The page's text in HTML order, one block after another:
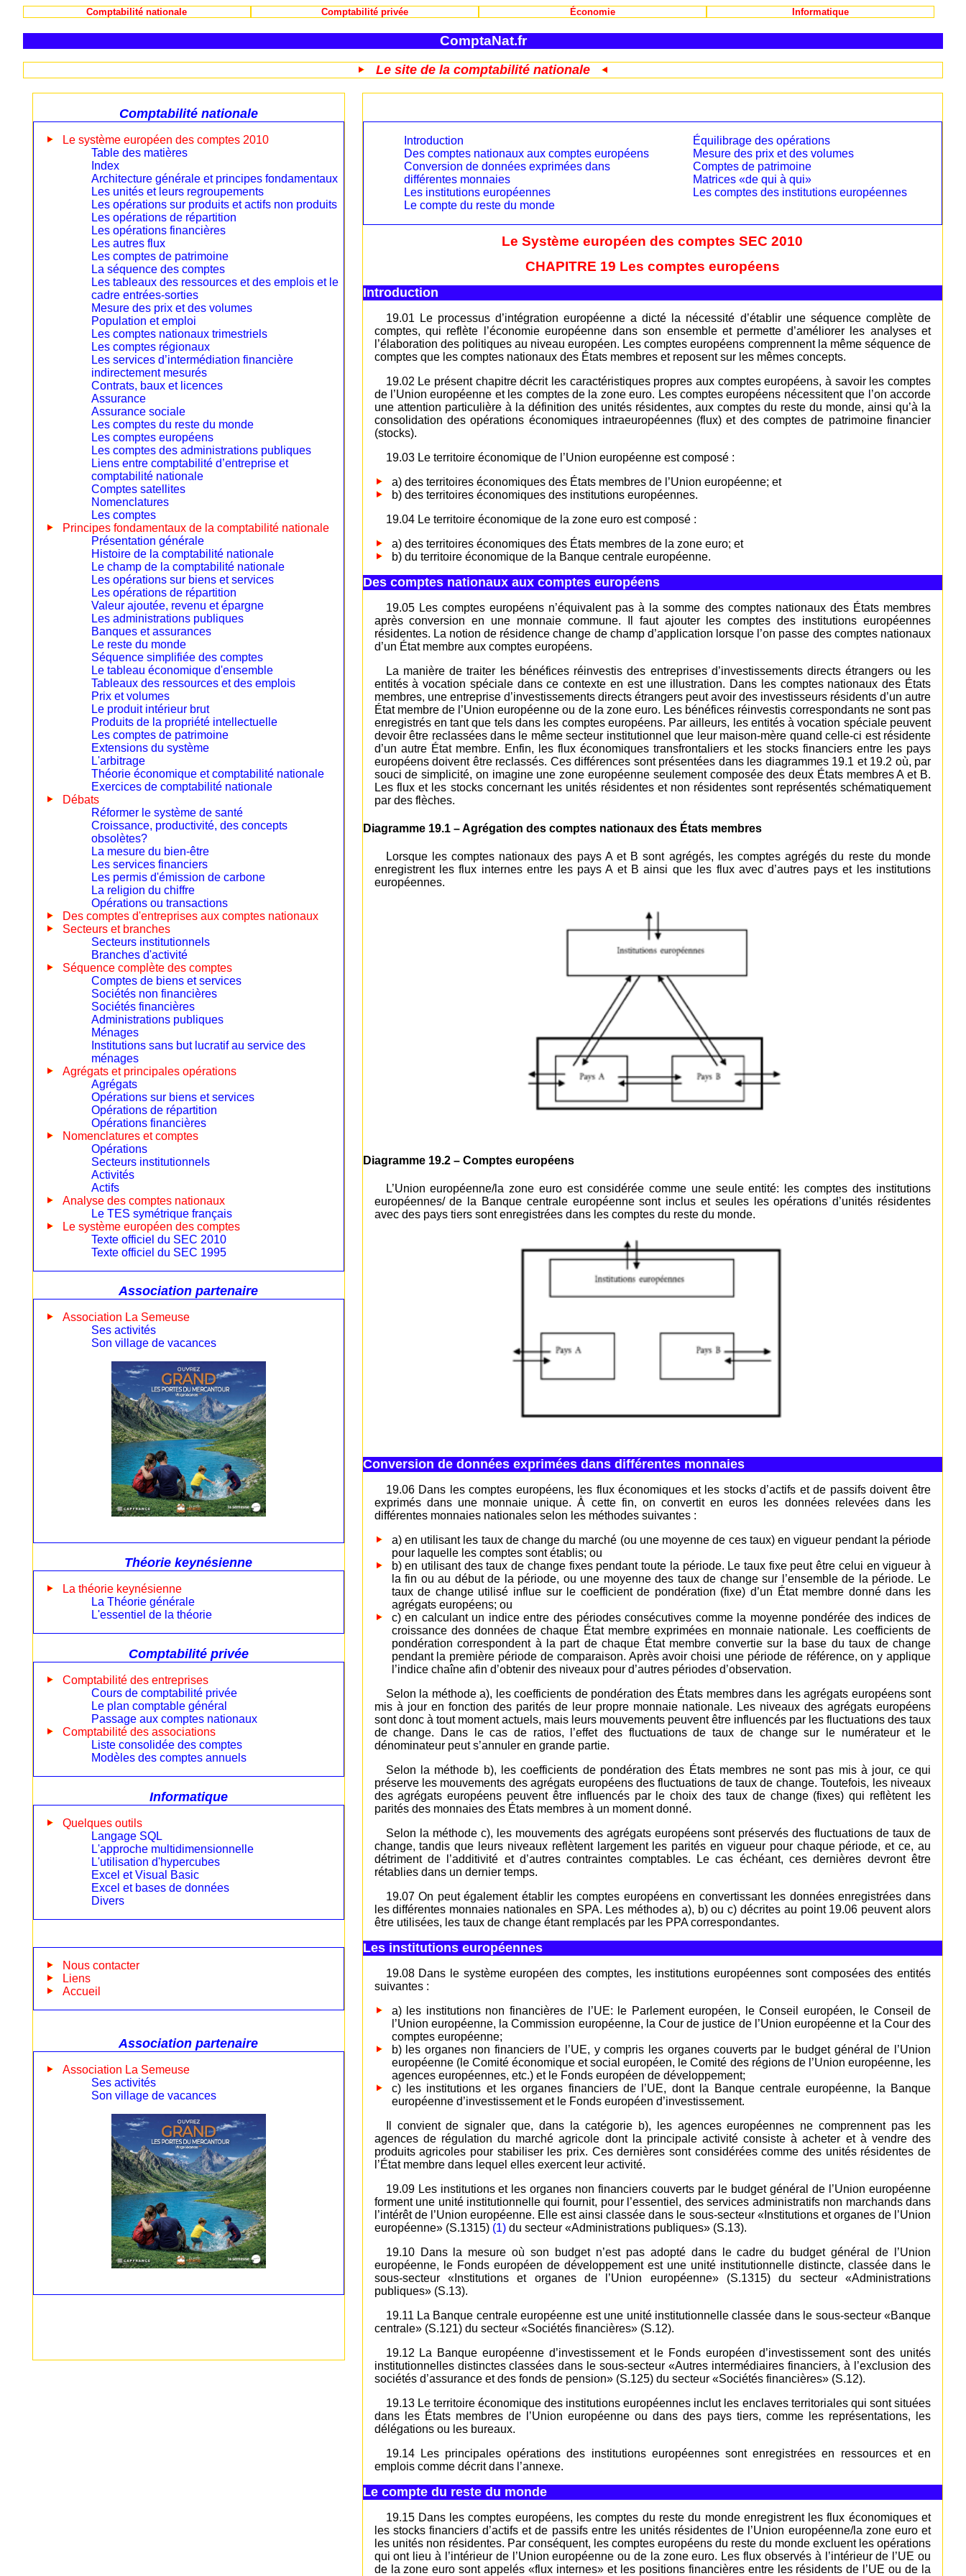
Comptabilité nationale Comptabilité privée Économie Informatique
ComptaNat.fr
Le site de la comptabilité nationale
Introduction
Des comptes nationaux aux comptes européens
Conversion de données exprimées dans
différentes monnaies
Les institutions européennes
Le compte du reste du monde
Équilibrage des opérations
Mesure des prix et des volumes
Comptes de patrimoine
Matrices «de qui à qui»
Les comptes des institutions européennes
Le Système européen des comptes SEC 2010
CHAPITRE 19 Les comptes européens
Introduction
19.01 Le processus d’intégration européenne a dicté la nécessité d’établir une séquence complète de
comptes, qui reflète l’économie européenne dans son ensemble et permette d’améliorer les analyses et
l’élaboration des politiques au niveau européen. Les comptes européens comprennent la même séquence de
comptes que les comptes nationaux des États membres et reposent sur les mêmes concepts.
19.02 Le présent chapitre décrit les caractéristiques propres aux comptes européens, à savoir les comptes
de l’Union européenne et les comptes de la zone euro. Les comptes européens nécessitent que l’on accorde
une attention particulière à la définition des unités résidentes, aux comptes du reste du monde, ainsi qu’à la
consolidation des opérations économiques intraeuropéennes (flux) et des comptes de patrimoine financier
(stocks).
19.03 Le territoire économique de l’Union européenne est composé :
a) des territoires économiques des États membres de l’Union européenne; et
b) des territoires économiques des institutions européennes.
19.04 Le territoire économique de la zone euro est composé :
a) des territoires économiques des États membres de la zone euro; et
b) du territoire économique de la Banque centrale européenne.
Des comptes nationaux aux comptes européens
19.05 Les comptes européens n’équivalent pas à la somme des comptes nationaux des États membres
après conversion en une monnaie commune. Il faut ajouter les comptes des institutions européennes
résidentes. La notion de résidence change de champ d’application lorsque l’on passe des comptes nationaux
d’un État membre aux comptes européens.
La manière de traiter les bénéfices réinvestis des entreprises d’investissements directs étrangers ou les
entités à vocation spéciale dans ce contexte en est une illustration. Dans les comptes nationaux des États
membres, une entreprise d’investissements directs étrangers peut avoir des investisseurs résidents d’un autre
État membre de l’Union européenne ou de la zone euro. Les bénéfices réinvestis correspondants ne sont pas
enregistrés en tant que tels dans les comptes européens. Par ailleurs, les entités à vocation spéciale peuvent
devoir être reclassées dans le même secteur institutionnel que leur maison-mère quand celle-ci est résidente
d’un autre État membre. Enfin, les flux économiques transfrontaliers et les stocks financiers entre les pays
européens doivent être reclassés. Ces différences sont présentées dans les diagrammes 19.1 et 19.2 où, par
souci de simplicité, on imagine une zone européenne seulement composée des deux États membres A et B.
Les flux et les stocks concernant les unités résidentes et non résidentes sont représentés schématiquement
par des flèches.
Diagramme 19.1 – Agrégation des comptes nationaux des États membres
Lorsque les comptes nationaux des pays A et B sont agrégés, les comptes agrégés du reste du monde
enregistrent les flux internes entre les pays A et B ainsi que les flux avec d’autres pays et les institutions
européennes.
Diagramme 19.2 – Comptes européens
L’Union européenne/la zone euro est considérée comme une seule entité: les comptes des institutions
européennes/ de la Banque centrale européenne sont inclus et seules les opérations d’unités résidentes
avec des pays tiers sont enregistrées dans les comptes du reste du monde.
Conversion de données exprimées dans différentes monnaies
19.06 Dans les comptes européens, les flux économiques et les stocks d’actifs et de passifs doivent être
exprimés dans une monnaie unique. À cette fin, on convertit en euros les données relevées dans les
différentes monnaies nationales selon les méthodes suivantes :
a) en utilisant les taux de change du marché (ou une moyenne de ces taux) en vigueur pendant la période
pour laquelle les comptes sont établis; ou
b) en utilisant des taux de change fixes pendant toute la période. Le taux fixe peut être celui en vigueur à
la fin ou au début de la période, ou une moyenne des taux de change sur l’ensemble de la période. Le
taux de change utilisé influe sur le coefficient de pondération (fixe) d’un État membre donné dans les
agrégats européens; ou
c) en calculant un indice entre des périodes consécutives comme la moyenne pondérée des indices de
croissance des données de chaque État membre exprimées en monnaie nationale. Les coefficients de
pondération correspondent à la part de chaque État membre convertie sur la base du taux de change
pendant la première période de comparaison. Après avoir choisi une période de référence, on y applique
l’indice chaîne afin d’obtenir des niveaux pour d’autres périodes d’observation.
Selon la méthode a), les coefficients de pondération des États membres dans les agrégats européens sont
mis à jour en fonction des parités de leur propre monnaie nationale. Les niveaux des agrégats européens
sont donc à tout moment actuels, mais leurs mouvements peuvent être influencés par les fluctuations des taux
de change. Dans le cas de ratios, l’effet des fluctuations de taux de change sur le numérateur et le
dénominateur peut s’annuler en grande partie.
Selon la méthode b), les coefficients de pondération des États membres ne sont pas mis à jour, ce qui
préserve les mouvements des agrégats européens des fluctuations de taux de change. Toutefois, les niveaux
des agrégats européens peuvent être influencés par le choix des taux de change (fixes) qui reflètent les
parités des monnaies des États membres à un moment donné.
Selon la méthode c), les mouvements des agrégats européens sont préservés des fluctuations de taux de
change, tandis que leurs niveaux reflètent largement les parités en vigueur pour chaque période, et ce, au
détriment de l’additivité et d’autres contraintes comptables. Le cas échéant, ces dernières devront être
rétablies dans un dernier temps.
19.07 On peut également établir les comptes européens en convertissant les données enregistrées dans
les différentes monnaies nationales en SPA. Les méthodes a), b) ou c) décrites au point 19.06 peuvent alors
être utilisées, les taux de change étant remplacés par les PPA correspondantes.
Les institutions européennes
19.08 Dans le système européen des comptes, les institutions européennes sont composées des entités
suivantes :
a) les institutions non financières de l’UE: le Parlement européen, le Conseil européen, le Conseil de
l’Union européenne, la Commission européenne, la Cour de justice de l’Union européenne et la Cour des
comptes européenne;
b) les organes non financiers de l’UE, y compris les organes couverts par le budget général de l’Union
européenne (le Comité économique et social européen, le Comité des régions de l’Union européenne, les
agences européennes, etc.) et le Fonds européen de développement;
c) les institutions et les organes financiers de l’UE, dont la Banque centrale européenne, la Banque
européenne d’investissement et le Fonds européen d’investissement.
Il convient de signaler que, dans la catégorie b), les agences européennes ne comprennent pas les
agences de régulation du marché agricole dont la principale activité consiste à acheter et à vendre des
produits agricoles pour stabiliser les prix. Ces dernières sont considérées comme des unités résidentes de
l’État membre dans lequel elles exercent leur activité.
19.09 Les institutions et les organes non financiers couverts par le budget général de l’Union européenne
forment une unité institutionnelle qui fournit, pour l’essentiel, des services administratifs non marchands dans
l’intérêt de l’Union européenne. Elle est ainsi classée dans le sous-secteur «Institutions et organes de l’Union
européenne» (S.1315) (1)du secteur «Administrations publiques» (S.13).
19.10 Dans la mesure où son budget n’est pas adopté dans le cadre du budget général de l’Union
européenne, le Fonds européen de développement est une unité institutionnelle distincte, classée dans le
sous-secteur «Institutions et organes de l’Union européenne» (S.1315) du secteur «Administrations
publiques» (S.13).
19.11 La Banque centrale européenne est une unité institutionnelle classée dans le sous-secteur «Banque
centrale» (S.121) du secteur «Sociétés financières» (S.12).
19.12 La Banque européenne d’investissement et le Fonds européen d’investissement sont des unités
institutionnelles distinctes classées dans le sous-secteur «Autres intermédiaires financiers, à l’exclusion des
sociétés d’assurance et des fonds de pension» (S.125) du secteur «Sociétés financières» (S.12).
19.13 Le territoire économique des institutions européennes inclut les enclaves territoriales qui sont situées
dans les États membres de l’Union européenne ou dans des pays tiers, comme les représentations, les
délégations ou les bureaux.
19.14 Les principales opérations des institutions européennes sont enregistrées en ressources et en
emplois comme décrit dans l’annexe.
Le compte du reste du monde
19.15 Dans les comptes européens, les comptes du reste du monde enregistrent les flux économiques et
les stocks financiers d’actifs et de passifs entre les unités résidentes de l’Union européenne/la zone euro et
les unités non résidentes. Par conséquent, les comptes européens du reste du monde excluent les opérations
qui ont lieu à l’intérieur de l’Union européenne ou de la zone euro. Les flux observés à l’intérieur de l’UE ou
de la zone euro sont appelés «flux internes» et les positions financières entre les résidents de l’UE ou de la
Comptabilité nationale
Le système européen des comptes 2010
Table des matières
Index
Architecture générale et principes fondamentaux
Les unités et leurs regroupements
Les opérations sur produits et actifs non produits
Les opérations de répartition
Les opérations financières
Les autres flux
Les comptes de patrimoine
La séquence des comptes
Les tableaux des ressources et des emplois et le
cadre entrées-sorties
Mesure des prix et des volumes
Population et emploi
Les comptes nationaux trimestriels
Les comptes régionaux
Les services d’intermédiation financière
indirectement mesurés
Contrats, baux et licences
Assurance
Assurance sociale
Les comptes du reste du monde
Les comptes européens
Les comptes des administrations publiques
Liens entre comptabilité d’entreprise et
comptabilité nationale
Comptes satellites
Nomenclatures
Les comptes
Principes fondamentaux de la comptabilité nationale
Présentation générale
Histoire de la comptabilité nationale
Le champ de la comptabilité nationale
Les opérations sur biens et services
Les opérations de répartition
Valeur ajoutée, revenu et épargne
Les administrations publiques
Banques et assurances
Le reste du monde
Séquence simplifiée des comptes
Le tableau économique d'ensemble
Tableaux des ressources et des emplois
Prix et volumes
Le produit intérieur brut
Produits de la propriété intellectuelle
Les comptes de patrimoine
Extensions du système
L'arbitrage
Théorie économique et comptabilité nationale
Exercices de comptabilité nationale
Débats
Réformer le système de santé
Croissance, productivité, des concepts
obsolètes?
La mesure du bien-être
Les services financiers
Les permis d'émission de carbone
La religion du chiffre
Opérations ou transactions
Des comptes d'entreprises aux comptes nationaux
Secteurs et branches
Secteurs institutionnels
Branches d'activité
Séquence complète des comptes
Comptes de biens et services
Sociétés non financières
Sociétés financières
Administrations publiques
Ménages
Institutions sans but lucratif au service des
ménages
Agrégats et principales opérations
Agrégats
Opérations sur biens et services
Opérations de répartition
Opérations financières
Nomenclatures et comptes
Opérations
Secteurs institutionnels
Activités
Actifs
Analyse des comptes nationaux
Le TES symétrique français
Le système européen des comptes
Texte officiel du SEC 2010
Texte officiel du SEC 1995
Association partenaire
Association La Semeuse
Ses activités
Son village de vacances
Théorie keynésienne
La théorie keynésienne
La Théorie générale
L'essentiel de la théorie
Comptabilité privée
Comptabilité des entreprises
Cours de comptabilité privée
Le plan comptable général
Passage aux comptes nationaux
Comptabilité des associations
Liste consolidée des comptes
Modèles des comptes annuels
Informatique
Quelques outils
Langage SQL
L'approche multidimensionnelle
L'utilisation d'hypercubes
Excel et Visual Basic
Excel et bases de données
Divers
Nous contacter
Liens
Accueil
Association partenaire
Association La Semeuse
Ses activités
Son village de vacances